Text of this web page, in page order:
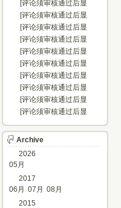
[评论须审核通过后显
示...]
[评论须审核通过后显
示...]
[评论须审核通过后显
示...]
[评论须审核通过后显
示...]
[评论须审核通过后显
示...]
[评论须审核通过后显
示...]
[评论须审核通过后显
示...]
[评论须审核通过后显
示...]
[评论须审核通过后显
示...]
[评论须审核通过后显
Archive
2026
05月
2017
06月 07月 08月
2015